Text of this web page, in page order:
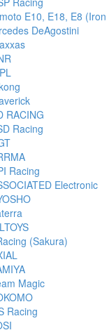
E10, E18, E8
DeAgostini
RACING
Racing
Racing
Electronic
(Sakura)
Magic
Racing